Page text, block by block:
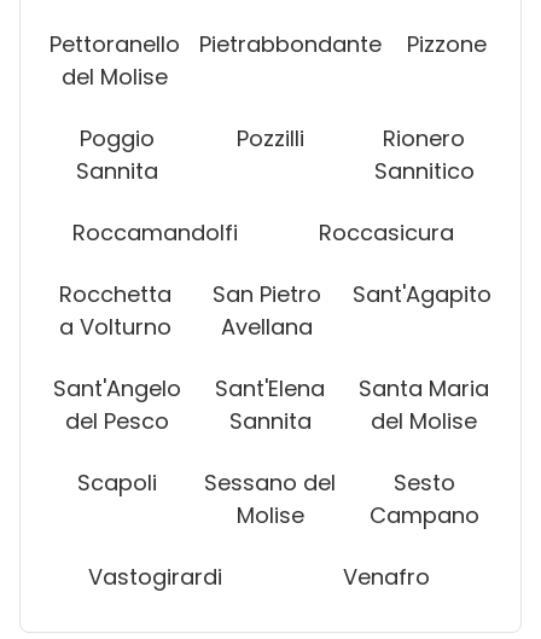
Pettoranello
del Molise
Pietrabbondante Pizzone
Poggio
Sannita
Pozzilli
Rionero
Sannitico
Roccamandolfi Roccasicura
Rocchetta
a Volturno
San Pietro
Avellana
Sant'Agapito
Sant'Angelo
del Pesco
Sant'Elena
Sannita
Santa Maria
del Molise
Scapoli
Sessano del
Molise
Sesto
Campano
Vastogirardi Venafro